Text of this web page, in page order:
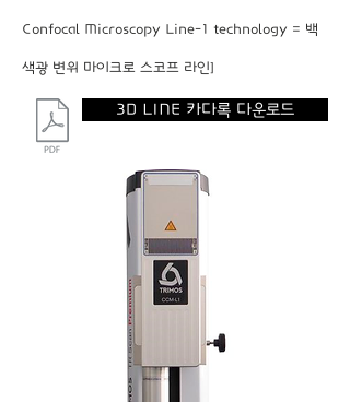
Confocal Microscopy Line-1 technology = 백
색광 변위 마이크로 스코프 라인]
3D LINE 카다록 다운로드